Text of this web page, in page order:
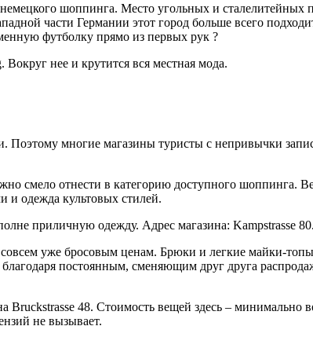
шоппинга. Место угольных и сталелитейных
части Германии этот город больше всего
футболку прямо из первых рук ?
нее и крутится вся местная мода.
многие магазины туристы с непривычки
смело отнести в категорию доступного шоппинга.
и одежда культовых стилей.
приличную одежду. Адрес магазина: Kampstrasse 80.
уже бросовым ценам. Брюки и легкие майки-
постоянным, сменяющим друг друга
Bruckstrasse 48. Стоимость вещей здесь –
не вызывает.